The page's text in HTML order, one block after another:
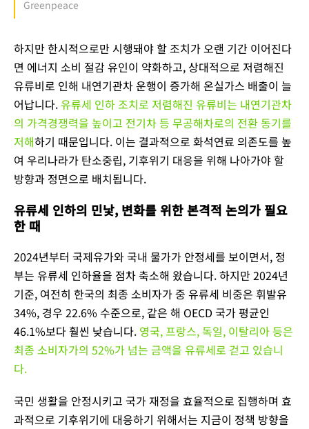
Greenpeace
하지만 한시적으로만 시행돼야 할 조치가 오랜 기간 이어진다
면 에너지 소비 절감 유인이 약화하고, 상대적으로 저렴해진
유류비로 인해 내연기관차 운행이 증가해 온실가스 배출이 늘
어납니다.유류세 인하 조치로 저렴해진 유류비는 내연기관차
의 가격경쟁력을 높이고 전기차 등 무공해차로의 전환 동기를
저해하기 때문입니다. 이는 결과적으로 화석연료 의존도를 높
여 우리나라가 탄소중립, 기후위기 대응을 위해 나아가야 할
방향과 정면으로 배치됩니다.
유류세 인하의 민낯, 변화를 위한 본격적 논의가 필요
한 때
2024년부터 국제유가와 국내 물가가 안정세를 보이면서, 정
부는 유류세 인하율을 점차 축소해 왔습니다. 하지만 2024년
기준, 여전히 한국의 최종 소비자가 중 유류세 비중은 휘발유
34%, 경우 22.6% 수준으로, 같은 해 OECD 국가 평균인
46.1%보다 훨씬 낮습니다. 영국, 프랑스, 독일, 이탈리아 등은
최종 소비자가의 52%가 넘는 금액을 유류세로 걷고 있습니
다.
국민 생활을 안정시키고 국가 재정을 효율적으로 집행하며 효
과적으로 기후위기에 대응하기 위해서는 지금이 정책 방향을